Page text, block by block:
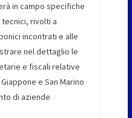
in campo specifiche
rivolti a
incontrati e alle
nel dettaglio le
e fiscali relative
e San Marino
di aziende